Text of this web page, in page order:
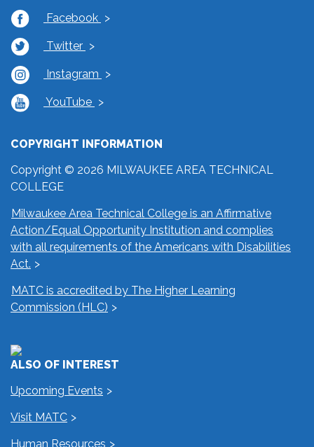
Facebook
Twitter
Instagram
YouTube
COPYRIGHT INFORMATION
Copyright © 2026 MILWAUKEE AREA TECHNICAL
COLLEGE
Milwaukee Area Technical College is an Affirmative
Action/Equal Opportunity Institution and complies
with all requirements of the Americans with Disabilities
Act.
MATC is accredited by The Higher Learning
Commission (HLC)
ALSO OF INTEREST
Upcoming Events
Visit MATC
Human Resources